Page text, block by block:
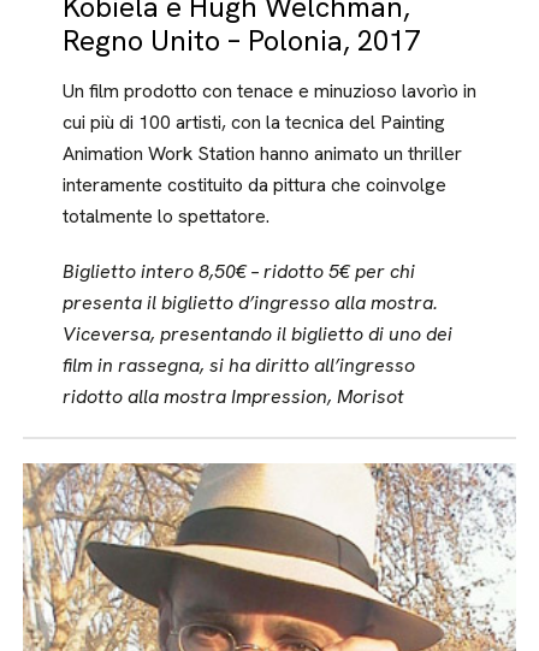
Regno Unito – Polonia, 2017
Un film prodotto con tenace e minuzioso lavorìo in
cui più di 100 artisti, con la tecnica del Painting
Animation Work Station hanno animato un thriller
interamente costituito da pittura che coinvolge
totalmente lo spettatore.
Biglietto intero 8,50€ – ridotto 5€ per chi
presenta il biglietto d’ingresso alla mostra.
Viceversa, presentando il biglietto di uno dei
film in rassegna, si ha diritto all’ingresso
ridotto alla mostra Impression, Morisot